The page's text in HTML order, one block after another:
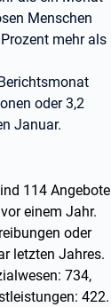
Menschen
mehr als
oder 3,2
Januar.
114 Angebote
einem Jahr.
oder
letzten Jahres.
734,
422.